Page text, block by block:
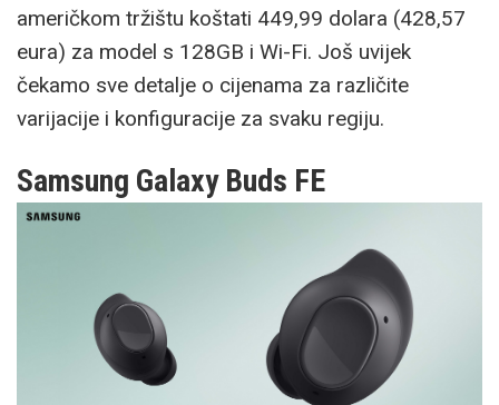
američkom tržištu koštati 449,99 dolara (428,57
eura) za model s 128GB i Wi-Fi. Još uvijek
čekamo sve detalje o cijenama za različite
varijacije i konfiguracije za svaku regiju.
Samsung Galaxy Buds FE